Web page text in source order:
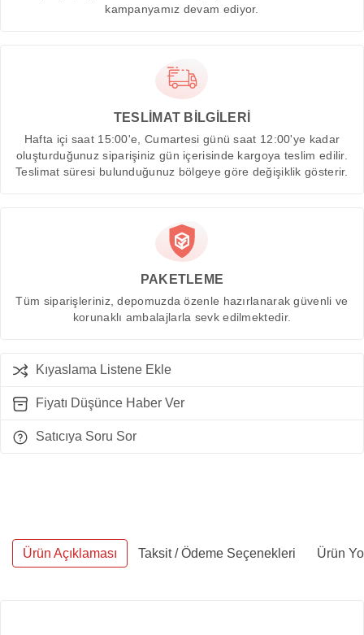
kampanyamız devam ediyor.
TESLİMAT BİLGİLERİ
Hafta içi saat 15:00'e, Cumartesi günü saat 12:00'ye kadar
oluşturduğunuz siparişiniz gün içerisinde kargoya teslim edilir.
Teslimat süresi bulunduğunuz bölgeye göre değişiklik gösterir.
PAKETLEME
Tüm siparişleriniz, depomuzda özenle hazırlanarak güvenli ve
korunaklı ambalajlarla sevk edilmektedir.
Kıyaslama Listene Ekle
Fiyatı Düşünce Haber Ver
Satıcıya Soru Sor
Ürün Açıklaması Taksit / Ödeme Seçenekleri Ürün